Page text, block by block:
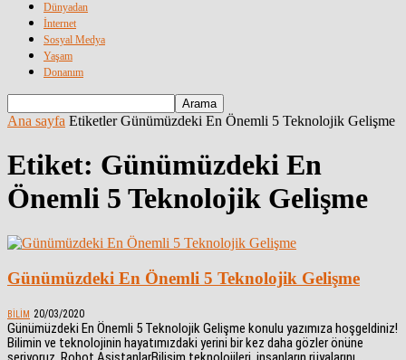
Dünyadan
İnternet
Sosyal Medya
Yaşam
Donanım
Ana sayfa Etiketler Günümüzdeki En Önemli 5 Teknolojik Gelişme
Etiket: Günümüzdeki En
Önemli 5 Teknolojik Gelişme
Günümüzdeki En Önemli 5 Teknolojik Gelişme
BILIM 20/03/2020
Günümüzdeki En Önemli 5 Teknolojik Gelişme konulu yazımıza hoşgeldiniz!
Bilimin ve teknolojinin hayatımızdaki yerini bir kez daha gözler önüne